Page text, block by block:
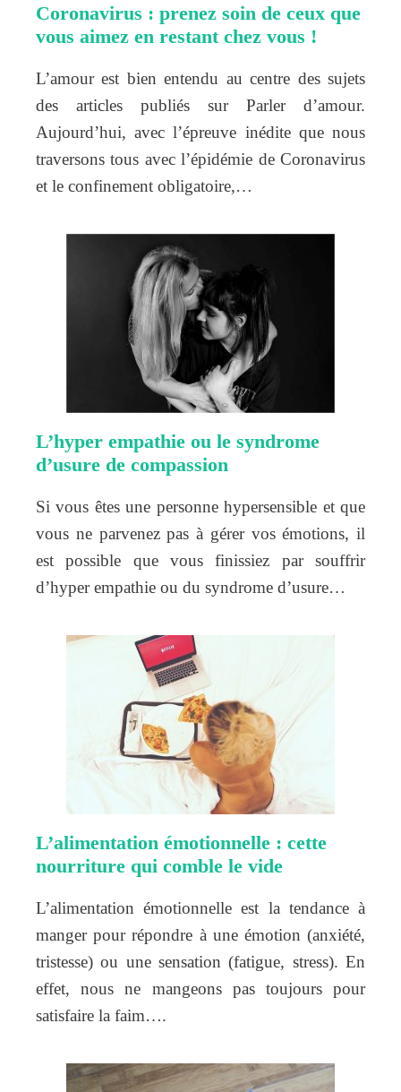
Coronavirus : prenez soin de ceux que
vous aimez en restant chez vous !
L’amour est bien entendu au centre des sujets
des articles publiés sur Parler d’amour.
Aujourd’hui, avec l’épreuve inédite que nous
traversons tous avec l’épidémie de Coronavirus
et le confinement obligatoire,…
L’hyper empathie ou le syndrome
d’usure de compassion
Si vous êtes une personne hypersensible et que
vous ne parvenez pas à gérer vos émotions, il
est possible que vous finissiez par souffrir
d’hyper empathie ou du syndrome d’usure…
L’alimentation émotionnelle : cette
nourriture qui comble le vide
L’alimentation émotionnelle est la tendance à
manger pour répondre à une émotion (anxiété,
tristesse) ou une sensation (fatigue, stress). En
effet, nous ne mangeons pas toujours pour
satisfaire la faim….